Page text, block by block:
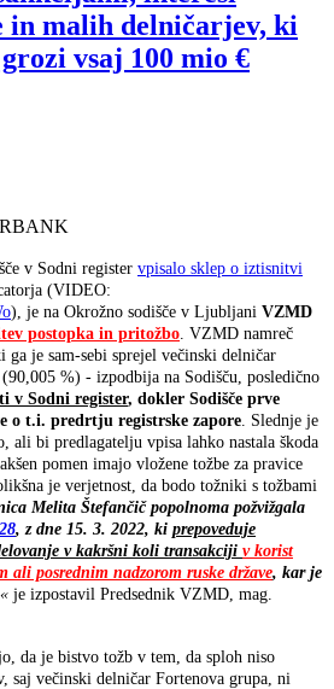
in malih delničarjev, ki
vsaj 100 mio €
v Sodni register vpisalo sklep o iztisnitvi
(VIDEO:
), je na Okrožno sodišče v Ljubljani VZMD
postopka in pritožbo . VZMD namreč
ga je sam-sebi sprejel večinski delničar
%) - izpodbija na Sodišču, posledično
v Sodni register, dokler Sodišče prve
o t.i. predrtju registrske zapore . Slednje je
ali bi predlagatelju vpisa lahko nastala škoda
pomen imajo vložene tožbe za pravice
je verjetnost, da bodo tožniki s tožbami
Melita Štefančič popolnoma požvižgala
, z dne 15. 3. 2022, ki prepoveduje
v kakršni koli transakciji v korist
ali posrednim nadzorom ruske države, kar je
,« je izpostavil Predsednik VZMD, mag.
da je bistvo tožb v tem, da sploh niso
saj večinski delničar Fortenova grupa, ni